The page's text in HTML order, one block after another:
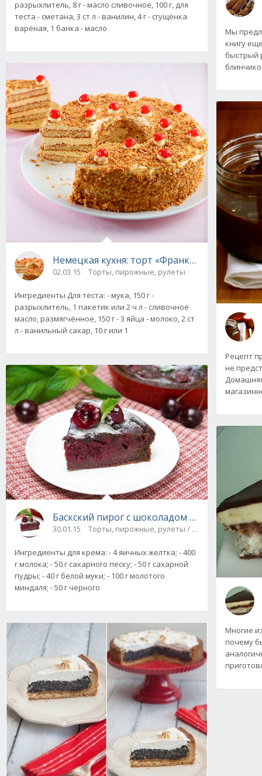
разрыхлитель, 8 г - масло сливочное, 100 г, для
теста - сметана, 3 ст л - ванилин, 4 г - сгущёнка
варёная, 1 банка - масло
Немецкая кухня: торт «Франкфуртский
02.03.15 Торты, пирожные, рулеты
Ингредиенты Для теста: - мука, 150 г -
разрыхлитель, 1 пакетик или 2 ч л - сливочное
масло, размягчённое, 150 г - 3 яйца - молоко, 2 ст
л - ванильный сахар, 10 г или 1
Баскский пирог с шоколадом и вишней.
30.01.15 Торты, пирожные, рулеты / Булки, пироги /
Ингредиенты для крема: - 4 яичных желтка; - 400
г молока; - 50 г сахарного песку; - 50 г сахарной
пудры; - 40 г белой муки; - 100 г молотого
миндаля; - 50 г чёрного
Мы
книгу
быстрый
Рецепт
не
Многие
почему